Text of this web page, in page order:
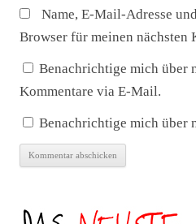
Name, E-Mail-Adresse
Browser für meinen nächsten
Benachrichtige mich über
Kommentare via E-Mail.
Benachrichtige mich über